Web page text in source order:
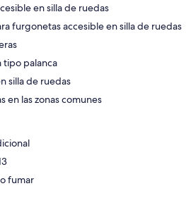
en silla de ruedas
furgonetas accesible en silla de ruedas
tipo palanca
silla de ruedas
en las zonas comunes
fumar